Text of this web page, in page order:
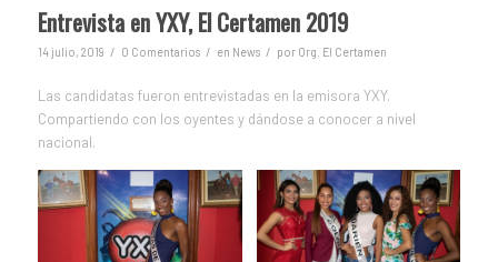
Entrevista en YXY, El Certamen 2019
14 julio, 2019 / 0 Comentarios / en News / por Org. El Certamen
Las candidatas fueron entrevistadas en la emisora YXY.
Compartiendo con los oyentes y dándose a conocer a nivel
nacional.